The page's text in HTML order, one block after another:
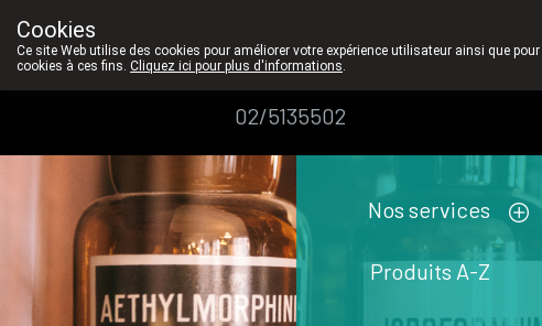
Pharmacie
Dansaert
02/5135502
Nos services
Produits A-Z
Cookies
Ce site Web utilise des cookies pour améliorer votre expérience utilisateur ainsi que
cookies à ces fins. Cliquez ici pour plus d'informations.